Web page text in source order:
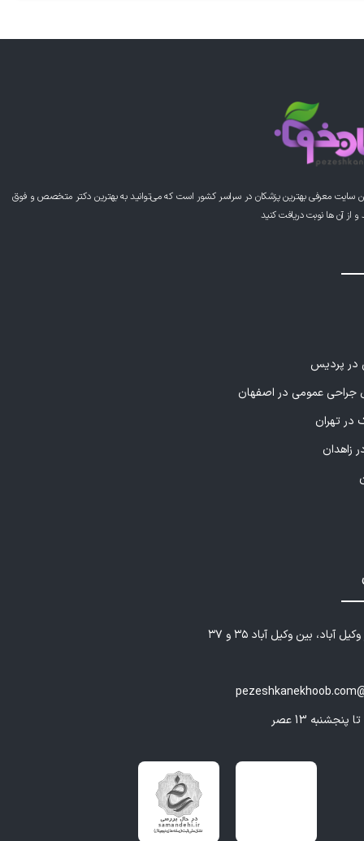
سایت معرفی بهترین پزشکان در سراسر کشور است که می‌توانید به بهترین دکتر متخصص و فوق
آن ها نوبت دریافت کنید
در پردیس
عمومی در اصفهان
در تهران
زاهدان
آباد، بین وکیل آباد ۳۵ و ۳۷